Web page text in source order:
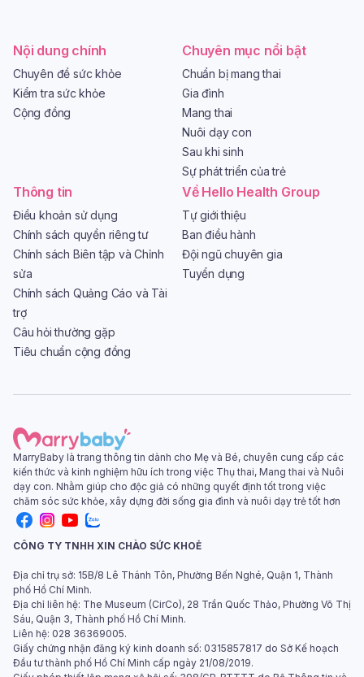
Nội dung chính
Chuyên đề sức khỏe
Kiểm tra sức khỏe
Cộng đồng
Chuyên mục nổi bật
Chuẩn bị mang thai
Gia đình
Mang thai
Nuôi dạy con
Sau khi sinh
Sự phát triển của trẻ
Thông tin
Điều khoản sử dụng
Chính sách quyền riêng tư
Chính sách Biên tập và Chỉnh
sửa
Chính sách Quảng Cáo và Tài
trợ
Câu hỏi thường gặp
Tiêu chuẩn cộng đồng
Về Hello Health Group
Tự giới thiệu
Ban điều hành
Đội ngũ chuyên gia
Tuyển dụng
MarryBaby là trang thông tin dành cho Mẹ và Bé, chuyên cung cấp các
kiến thức và kinh nghiệm hữu ích trong việc Thụ thai, Mang thai và Nuôi
dạy con. Nhằm giúp cho độc giả có những quyết định tốt trong việc
chăm sóc sức khỏe, xây dựng đời sống gia đình và nuôi dạy trẻ tốt hơn
CÔNG TY TNHH XIN CHÀO SỨC KHOẺ
Địa chỉ trụ sở: 15B/8 Lê Thánh Tôn, Phường Bến Nghé, Quận 1, Thành
phố Hồ Chí Minh.
Địa chỉ liên hệ: The Museum (CirCo), 28 Trần Quốc Thảo, Phường Võ Thị
Sáu, Quận 3, Thành phố Hồ Chí Minh.
Liên hệ: 028 36369005.
Giấy chứng nhận đăng ký kinh doanh số: 0315857817 do Sở Kế hoạch
Đầu tư thành phố Hồ Chí Minh cấp ngày 21/08/2019.